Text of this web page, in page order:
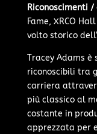
Riconoscimenti
Fame, XRCO
volto storico
Tracey Adams
riconoscibili tra
carriera
più classico al
costante in
apprezzata per